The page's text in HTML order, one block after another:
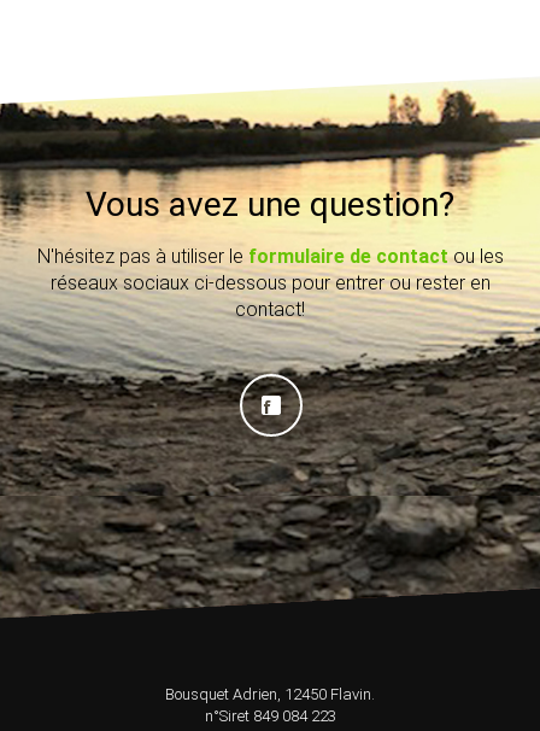
Vous avez une question?
N'hésitez pas à utiliser le formulaire de contactou les
réseaux sociaux ci-dessous pour entrer ou rester en
contact!
Bousquet Adrien, 12450 Flavin.
n°Siret 849 084 223